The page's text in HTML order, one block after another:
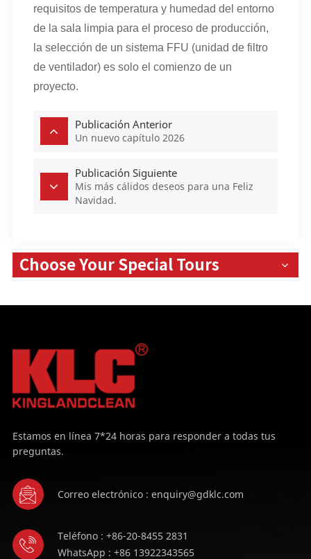
requisitos de temperatura y humedad del entorno
de la sala limpia para el proceso de producción,
la selección de un sistema FFU (unidad de filtro
de ventilador) es solo el comienzo de un
proyecto.
Publicación Anterior
Un nuevo capítulo 2026
Publicación Siguiente
Mis más cálidos deseos para una Feliz
Navidad.
Choose Your Special Tours
Estamos en línea 7*24 horas para responder a todas tus
preguntas.
Correo electrónico : enquiry@gdklc.com
Teléfono : +86-20-8455 2831
WhatsApp : +86 13922343565